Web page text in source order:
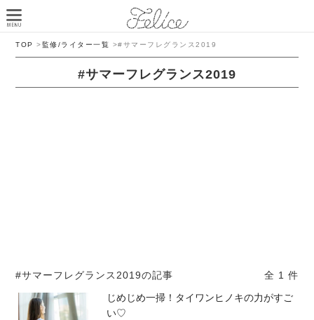
TOP >監修/ライター一覧 >#サマーフレグランス2019
#サマーフレグランス2019
#サマーフレグランス2019の記事
全 1 件
じめじめ一掃！タイワンヒノキの力がすご
い♡